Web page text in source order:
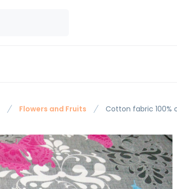
Flowers and Fruits Cotton fabric 100%